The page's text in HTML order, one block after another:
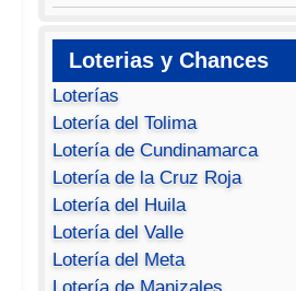
Loterias y Chances
Loterías
Lotería del Tolima
Lotería de Cundinamarca
Lotería de la Cruz Roja
Lotería del Huila
Lotería del Valle
Lotería del Meta